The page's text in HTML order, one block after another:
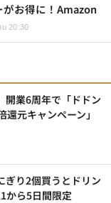
お得に！Amazon
20:30
開業6周年で「ドドン
元キャンペーン」
ぎり2個買うとドリン
から5日間限定